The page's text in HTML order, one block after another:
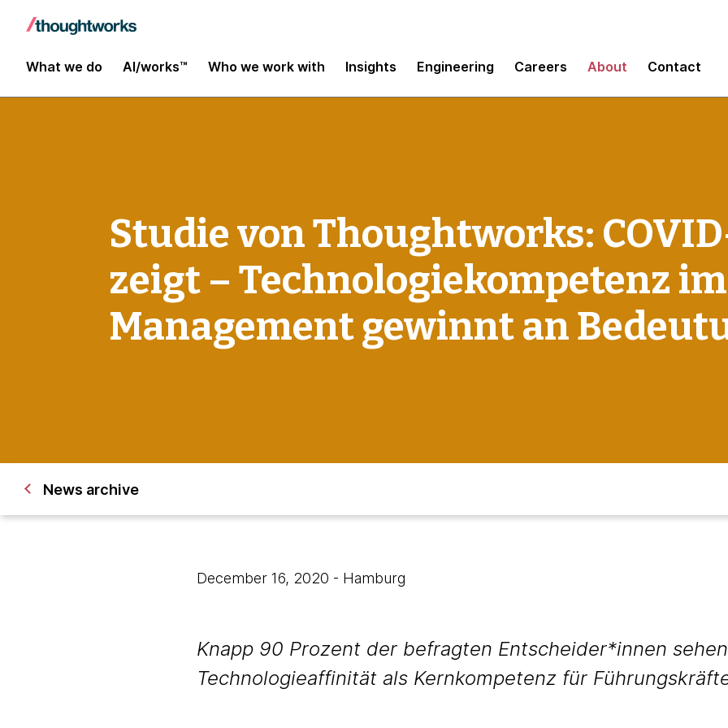
What we do AI/works™ Who we work with Insights Engineering Careers About Contact
Studie von Thoughtworks:
zeigt – Technologiekompetenz im
Management gewinnt an
News archive
December 16, 2020 - Hamburg
Knapp 90 Prozent der befragten Entscheider*innen sehen
Technologieaffinität als Kernkompetenz für